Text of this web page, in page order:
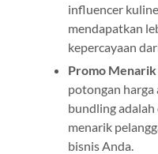
influencer
mendapatkan
kepercayaan
Promo
potongan
bundling
menarik
bisnis Anda.